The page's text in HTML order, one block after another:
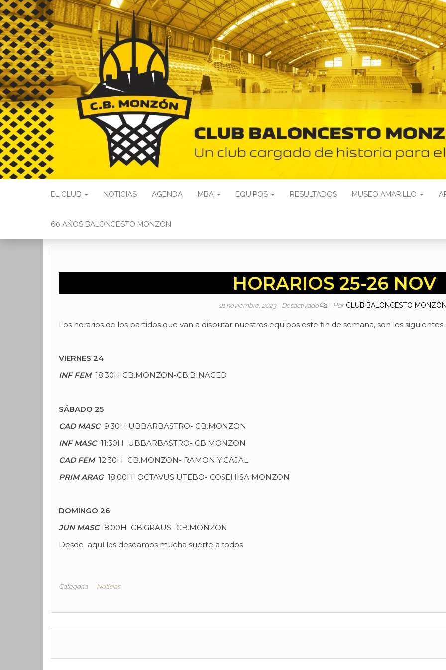
EL CLUB NOTICIAS AGENDA MBA EQUIPOS RESULTADOS MUSEO AMARILLO
60 AÑOS BALONCESTO MONZON
HORARIOS 25-26 NOV
21 noviembre, 2023 Desactivado Por CLUB BALONCESTO MONZÓN
Los horarios de los partidos que van a disputar nuestros equipos este fin de semana, son los siguientes:
VIERNES 24
INF FEM 18:30H CB.MONZON-CB.BINACED
SÁBADO 25
CAD MASC 9:30H UBBARBASTRO- CB.MONZON
INF MASC 11:30H UBBARBASTRO- CB.MONZON
CAD FEM 12:30H CB.MONZON- RAMON Y CAJAL
PRIM ARAG 18:00H OCTAVUS UTEBO- COSEHISA MONZON
DOMINGO 26
JUN MASC18:00H CB.GRAUS- CB.MONZON
Desde aquí les deseamos mucha suerte a todos
Categoría Noticias